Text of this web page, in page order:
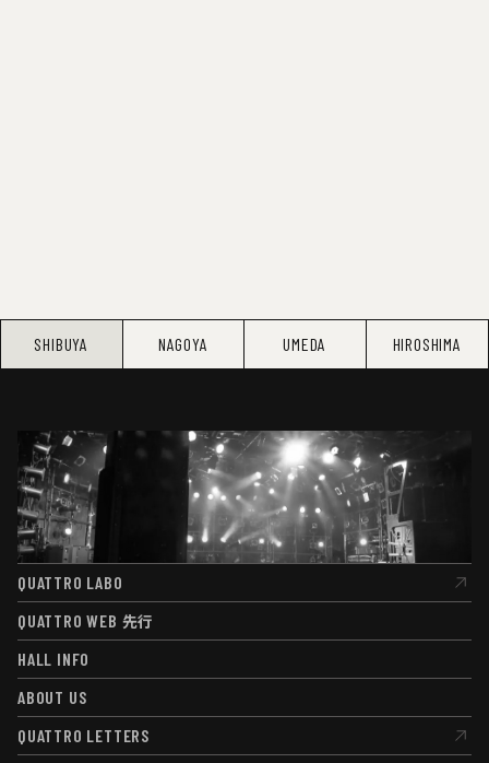
SHIBUYA NAGOYA UMEDA HIROSHIMA
QUATTRO LABO
QUATTRO LABO
QUATTRO WEB 先行
QUATTRO WEB先行
HALL INFO
HALL INFO
ABOUT US
ABOUT US
QUATTRO LETTERS
QUATTRO LETTERS